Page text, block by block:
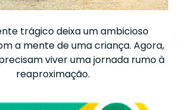
trágico deixa um ambicioso
a mente de uma criança. Agora,
viver uma jornada rumo à
reaproximação.